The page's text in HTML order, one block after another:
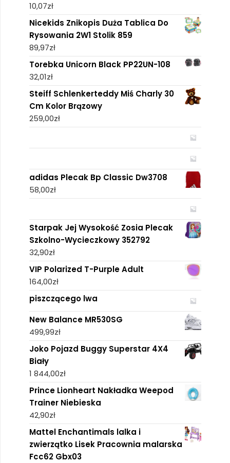
10,07zł
Nicekids Znikopis Duża Tablica Do
Rysowania 2W1 Stolik 859
89,97zł
Torebka Unicorn Black PP22UN-108
32,01zł
Steiff Schlenkerteddy Miś Charly 30
Cm Kolor Brązowy
259,00zł
adidas Plecak Bp Classic Dw3708
58,00zł
Starpak Jej Wysokość Zosia Plecak
Szkolno-Wycieczkowy 352792
32,90zł
VIP Polarized T-Purple Adult
164,00zł
piszczącego lwa
New Balance MR530SG
499,99zł
Joko Pojazd Buggy Superstar 4X4
Biały
1 844,00zł
Prince Lionheart Nakładka Weepod
Trainer Niebieska
42,90zł
Mattel Enchantimals lalka i
zwierzątko Lisek Pracownia malarska
Fcc62 Gbx03